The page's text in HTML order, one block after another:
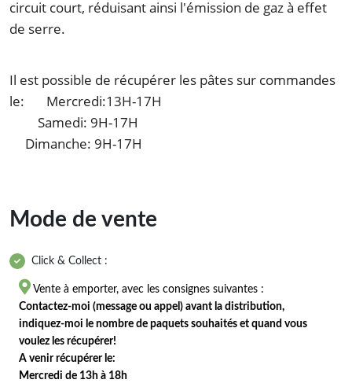
circuit court, réduisant ainsi l'émission de gaz à effet
de serre.
Il est possible de récupérer les pâtes sur commandes
le: Mercredi:13H-17H
Samedi: 9H-17H
Dimanche: 9H-17H
Mode de vente
Click & Collect :
 Vente à emporter, avec les consignes suivantes :
Contactez-moi (message ou appel) avant la distribution,
indiquez-moi le nombre de paquets souhaités et quand vous
voulez les récupérer!
A venir récupérer le:
Mercredi de 13h à 18h